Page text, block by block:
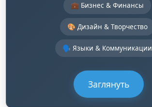
💼 Бизнес & Финансы
🎨 Дизайн & Творчество
🗣️ Языки & Коммуникации
Заглянуть